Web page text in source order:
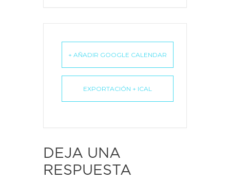
+ AÑADIR GOOGLE CALENDAR
EXPORTACIÓN + ICAL
DEJA UNA
RESPUESTA